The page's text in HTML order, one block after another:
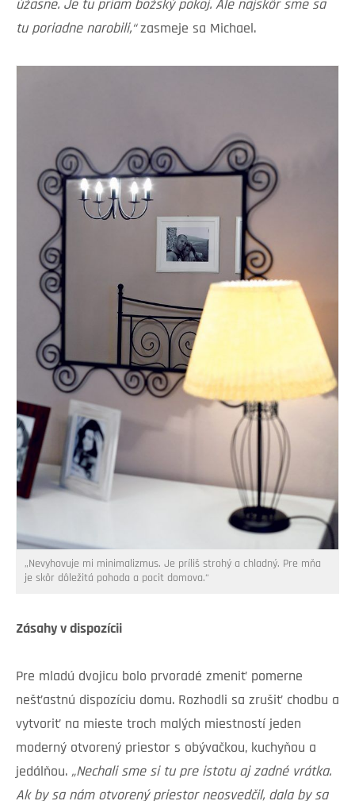
úžasne. Je tu priam božský pokoj. Ale najskôr sme sa
tu poriadne narobili,“zasmeje sa Michael.
„Nevyhovuje mi minimalizmus. Je príliš strohý a chladný. Pre mňa
je skôr dôležitá pohoda a pocit domova.“
Zásahy v dispozícii
Pre mladú dvojicu bolo prvoradé zmeniť pomerne
nešťastnú dispozíciu domu. Rozhodli sa zrušiť chodbu a
vytvoriť na mieste troch malých miestností jeden
moderný otvorený priestor s obývačkou, kuchyňou a
jedálňou. „Nechali sme si tu pre istotu aj zadné vrátka.
Ak by sa nám otvorený priestor neosvedčil, dala by sa